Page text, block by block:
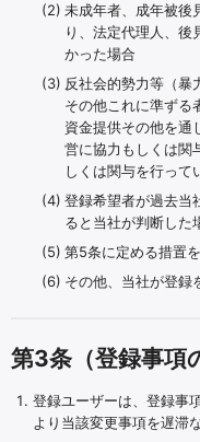
未成年者、成年被後
り、法定代理人、後
かった場合
反社会的勢力等（暴
その他これに準ずる
資金提供その他を通
営に協力もしくは関
しくは関与を行って
登録希望者が過去当
ると当社が判断した
第5条に定める措置
その他、当社が登録
第3条（登録事項
登録ユーザーは、登録事
より当該変更事項を遅滞